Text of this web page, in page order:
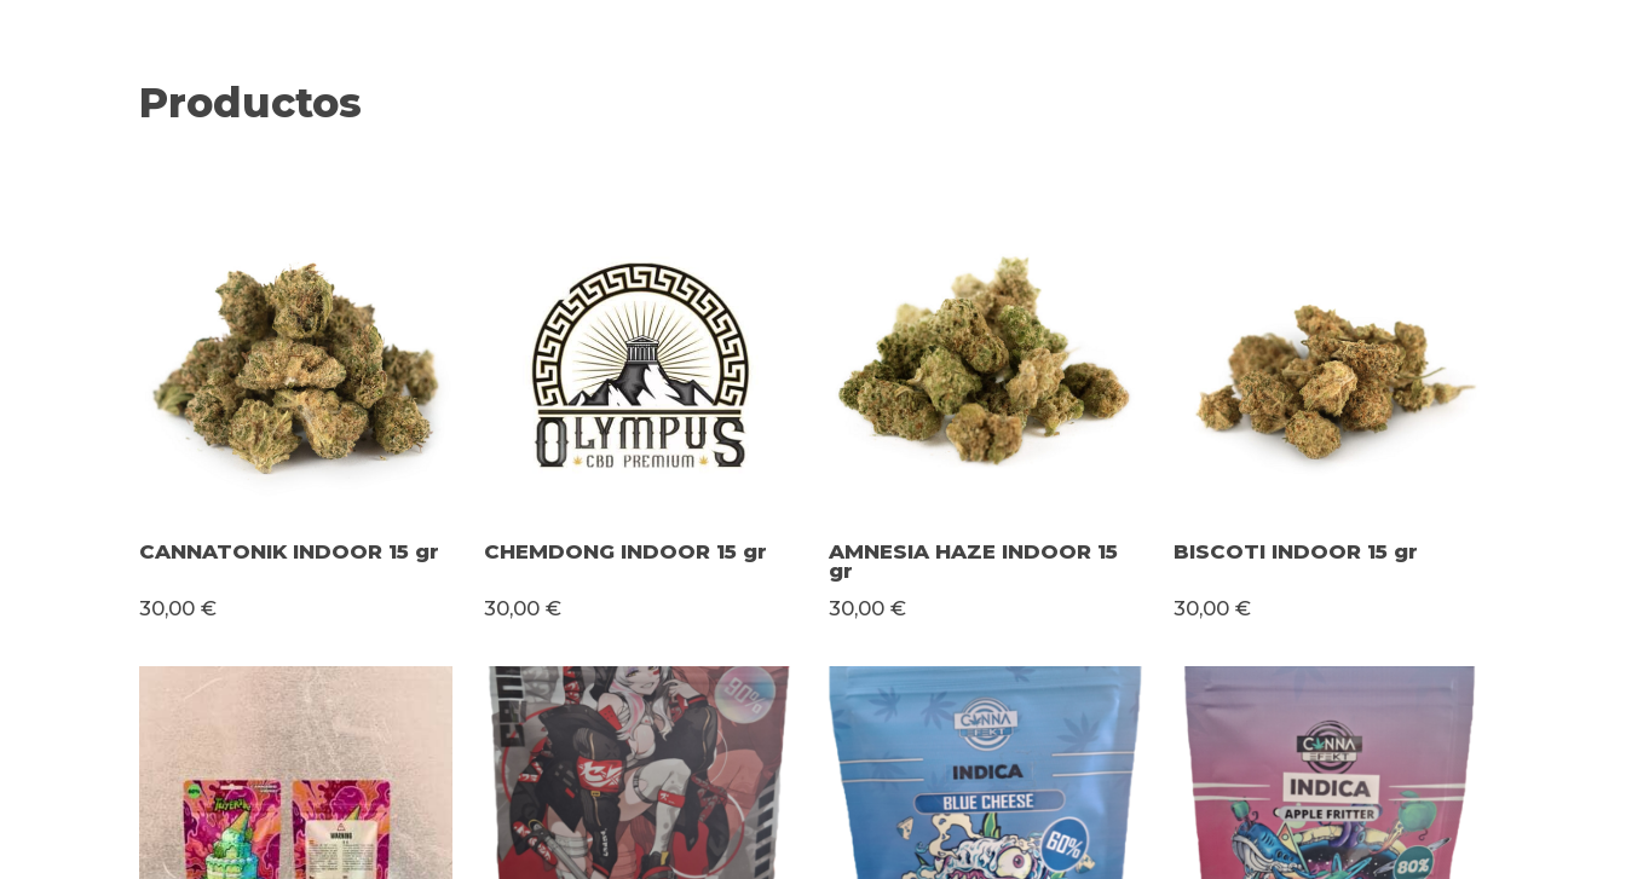
Productos
CANNATONIK INDOOR 15 gr
30,00 €
CHEMDONG INDOOR 15 gr
30,00 €
AMNESIA HAZE INDOOR 15
gr
30,00 €
BISCOTI INDOOR 15 gr
30,00 €